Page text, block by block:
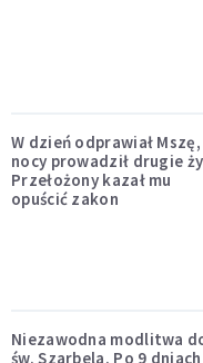
W dzień odprawiał
nocy prowadził drugie
Przełożony kazał mu
opuścić zakon
Niezawodna modlitwa
św. Szarbela. Po 9 dniach